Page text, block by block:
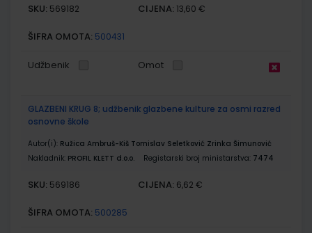
SKU: 569182 CIJENA: 13,60 €
ŠIFRA OMOTA: 500431
Udžbenik Omot
GLAZBENI KRUG 8; udžbenik glazbene kulture za osmi razred
osnovne škole
Autor(i): Ružica Ambruš-Kiš Tomislav Seletković Zrinka Šimunović
Nakladnik: PROFIL KLETT d.o.o. Registarski broj ministarstva: 7474
SKU: 569186 CIJENA: 6,62 €
ŠIFRA OMOTA: 500285